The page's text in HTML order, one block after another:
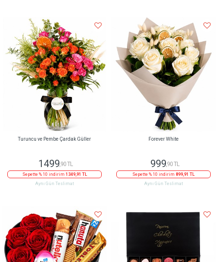
Turuncu ve Pembe Çardak Güller
1499,90 TL
Sepette % 10 indirim 1349,91 TL
Aynı Gün Teslimat
Forever White
999,90 TL
Sepette % 10 indirim 899,91 TL
Aynı Gün Teslimat